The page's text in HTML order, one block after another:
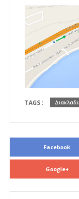
TAGS :
Facebook
Google+